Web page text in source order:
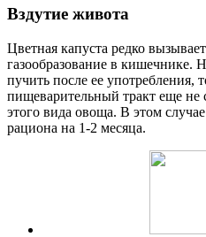
Вздутие живота
Цветная капуста редко
газообразование в кишечнике.
пучить после ее употребления,
пищеварительный тракт еще не
этого вида овоща. В этом
рациона на 1-2 месяца.